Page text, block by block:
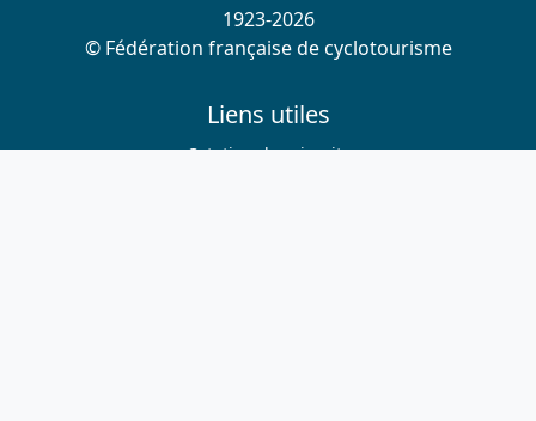
1923-2026
© Fédération française de cyclotourisme
Liens utiles
Cotation des circuits